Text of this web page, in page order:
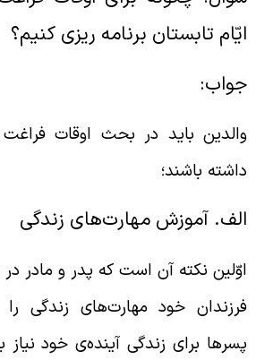
تابستان برنامه ریزی کنیم؟
باید در بحث اوقات فراغت
باشند؛
آموزش مهارتهای زندگی
نکته آن است که پدر و مادر در
خود مهارت‌های زندگی را
برای زندگی آینده‌ی خود